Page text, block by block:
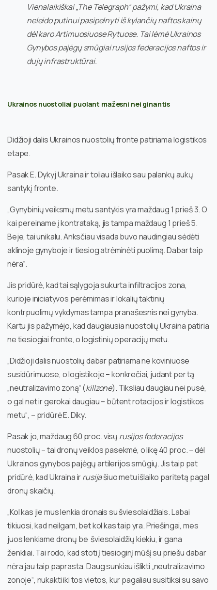
Vienalaikiškai „The Telegraph“ pažymi, kad Ukraina
neleido putinui pasipelnyti iš kylančių naftos kainų
dėl karo Artimuosiuose Rytuose. Tai lėmė Ukrainos
Gynybos pajėgų smūgiai rusijos federacijos naftos ir
dujų infrastruktūrai.
Ukrainos nuostoliai puolant mažesni nei ginantis
Didžioji dalis Ukrainos nuostolių fronte patiriama logistikos
etape.
Pasak E. Dykyj Ukraina ir toliau išlaiko sau palankų aukų
santykį fronte.
„Gynybinių veiksmų metu santykis yra maždaug 1 prieš 3. O
kai pereiname į kontrataką, jis tampa maždaug 1 prieš 5.
Beje, tai unikalu. Anksčiau visada buvo naudingiau sėdėti
aklinoje gynyboje ir tiesiog atrėminėti puolimą. Dabar taip
nėra“.
Jis pridūrė, kad tai sąlygoja sukurta infiltracijos zona,
kurioje iniciatyvos perėmimas ir lokalių taktinių
kontrpuolimų vykdymas tampa pranašesnis nei gynyba.
Kartu jis pažymėjo, kad daugiausia nuostolių Ukraina patiria
ne tiesiogiai fronte, o logistinių operacijų metu.
„Didžioji dalis nuostolių dabar patiriama ne koviniuose
susidūrimuose, o logistikoje – konkrečiai, judant per tą
„neutralizavimo zoną“ (killzone). Tiksliau daugiau nei pusė,
o gal net ir gerokai daugiau – būtent rotacijos ir logistikos
metu“, – pridūrė E. Diky.
Pasak jo, maždaug 60 proc. visų rusijos federacijos
nuostolių – tai dronų veiklos pasekmė, o likę 40 proc. – dėl
Ukrainos gynybos pajėgų artilerijos smūgių. Jis taip pat
pridūrė, kad Ukraina irrusijašiuo metu išlaiko paritetą pagal
dronų skaičių.
„Kol kas jie mus lenkia dronais su šviesolaidžiais. Labai
tikiuosi, kad neilgam, bet kol kas taip yra. Priešingai, mes
juos lenkiame dronų be šviesolaidžių kiekiu, ir gana
ženkliai. Tai rodo, kad stoti į tiesioginį mūšį su priešu dabar
nėra jau taip paprasta. Daug sunkiau išlikti „neutralizavimo
zonoje“, nukakti iki tos vietos, kur pagaliau susitiksi su savo